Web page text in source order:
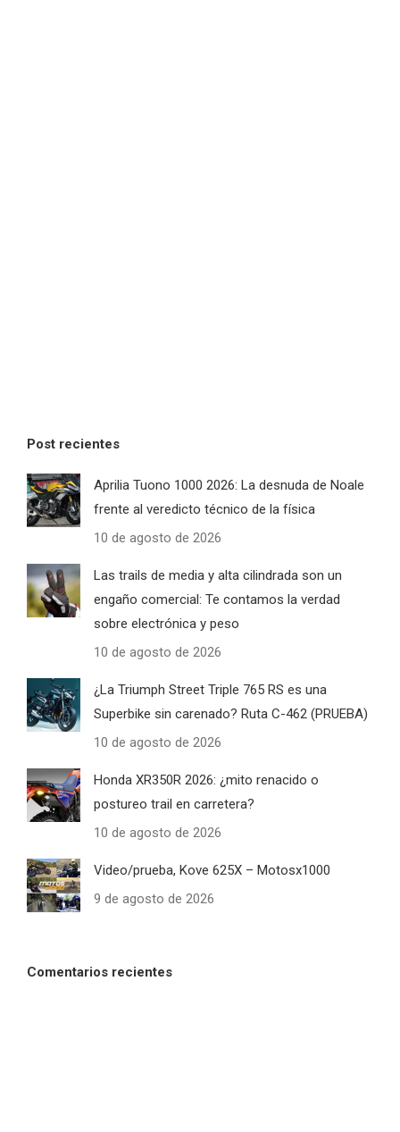
Post recientes
Aprilia Tuono 1000 2026: La desnuda de Noale
frente al veredicto técnico de la física
10 de agosto de 2026
Las trails de media y alta cilindrada son un
engaño comercial: Te contamos la verdad
sobre electrónica y peso
10 de agosto de 2026
¿La Triumph Street Triple 765 RS es una
Superbike sin carenado? Ruta C-462 (PRUEBA)
10 de agosto de 2026
Honda XR350R 2026: ¿mito renacido o
postureo trail en carretera?
10 de agosto de 2026
Video/prueba, Kove 625X – Motosx1000
9 de agosto de 2026
Comentarios recientes